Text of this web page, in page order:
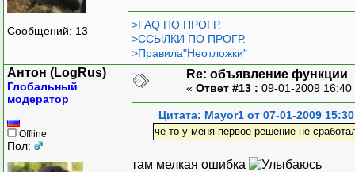
Сообщений: 13
>FAQ ПО ПРОГР.
>ССЫЛКИ ПО ПРОГР.
>Правила"Неотложки"
Антон (LogRus)
Глобальный
модератор
Offline
Пол:
Re: объявление функции
« Ответ #13 : 09-01-2009
Цитата: Mayor1 от 07-01-2009 15:30
че то у меня первое решение не
там мелкая ошибка